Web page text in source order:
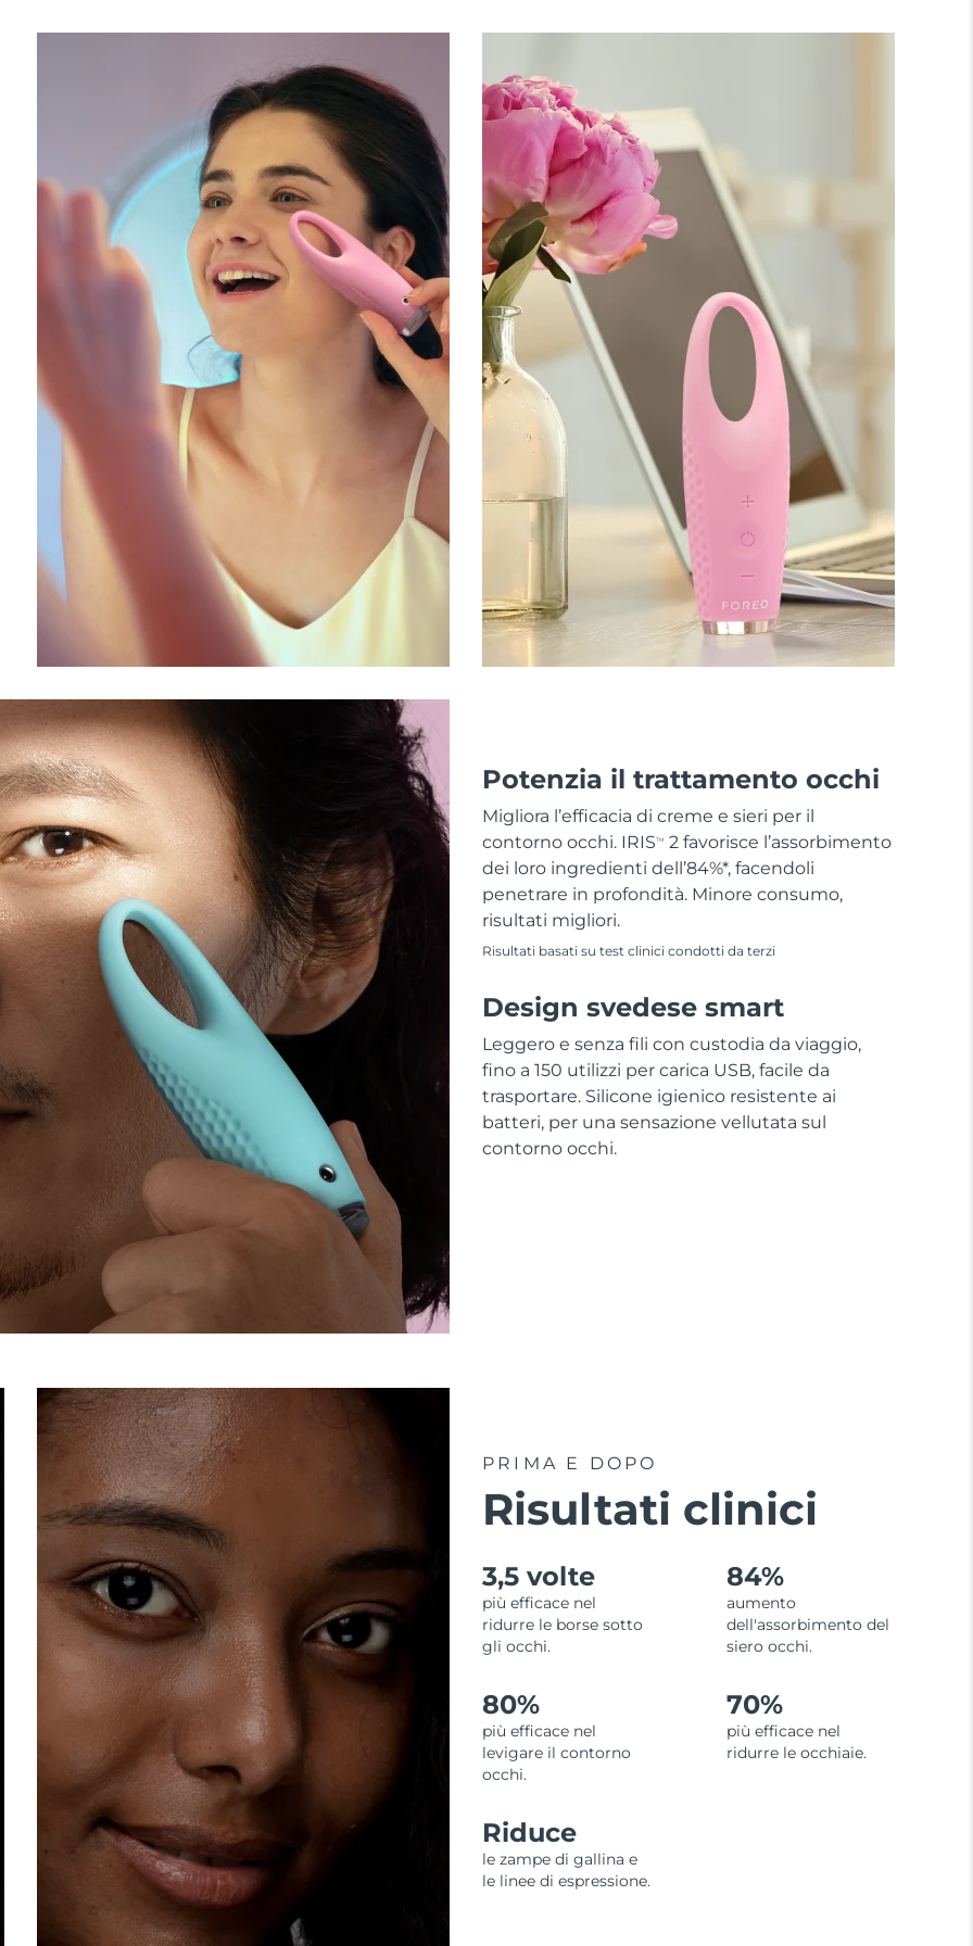
Potenzia il trattamento occhi
Migliora l’efficacia di creme e sieri per il
contorno occhi. IRISTM
2 favorisce l’assorbimento
dei loro ingredienti dell’84%*, facendoli
penetrare in profondità. Minore consumo,
risultati migliori.
Risultati basati su test clinici condotti da terzi
Design svedese smart
Leggero e senza fili con custodia da viaggio,
fino a 150 utilizzi per carica USB, facile da
trasportare. Silicone igienico resistente ai
batteri, per una sensazione vellutata sul
contorno occhi.
PRIMA E DOPO
Risultati clinici
3,5 volte
più efficace nel
ridurre le borse sotto
gli occhi.
84%
aumento
dell'assorbimento del
siero occhi.
80%
più efficace nel
levigare il contorno
occhi.
70%
più efficace nel
ridurre le occhiaie.
Riduce
le zampe di gallina e
le linee di espressione.